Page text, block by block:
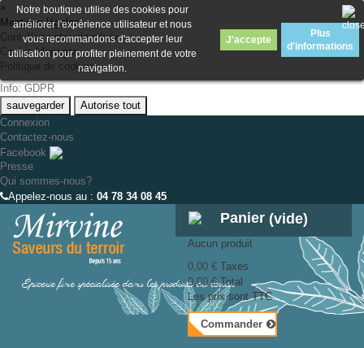
×
Mentions légales
Contrôlez votre vie privée
Cookie Manager
Politique de cookies
Info: GDPR
sauvegarder
Autorise tout
Connexion
Contactez-nous
Facebook
Presse
Qui sommes-nous?
Appelez-nous au : 04 78 34 08 45
Épicerie fine spécialisée dans les produits du terroir
Panier (vide)
Aucun produit
0,00 € Taxes
0,00 € Total
Les prix sont TTC
Commander
Notre boutique utilise des cookies pour
améliorer l'expérience utilisateur et nous
vous recommandons d'accepter leur
utilisation pour profiter pleinement de votre
navigation.
J'accepte
Plus
d'informations